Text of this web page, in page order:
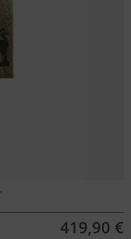
419,90 €